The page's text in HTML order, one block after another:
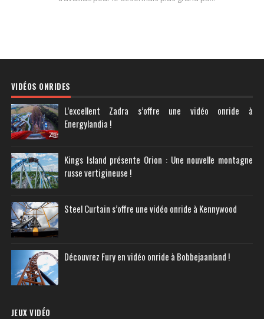
VIDÉOS ONRIDES
L’excellent Zadra s’offre une vidéo onride à
Energylandia !
Kings Island présente Orion : Une nouvelle montagne
russe vertigineuse !
Steel Curtain s’offre une vidéo onride à Kennywood
Découvrez Fury en vidéo onride à Bobbejaanland !
JEUX VIDÉO